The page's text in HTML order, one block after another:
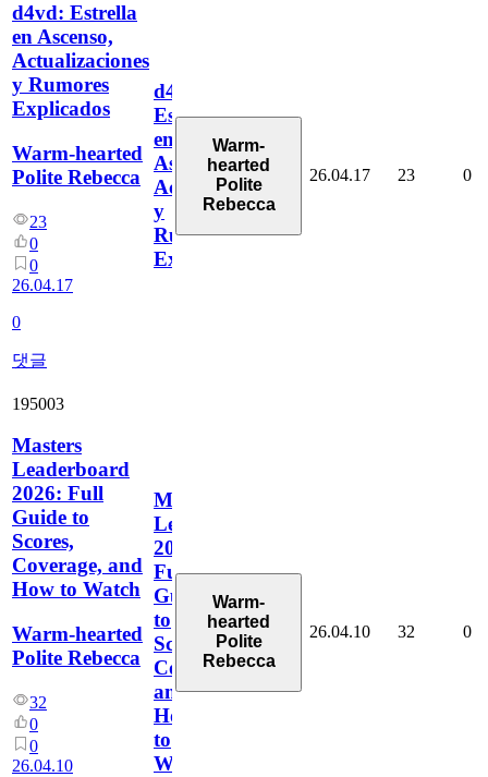
d4vd: Estrella
en Ascenso,
Actualizaciones
y Rumores
Explicados
Warm-hearted
Polite Rebecca
23
0
0
26.04.17
0
댓글
d4vd:
Estrella
en
Ascenso,
Actualizaciones
y
Rumores
Explicados
Warm-
hearted
Polite
Rebecca
26.04.17 23 0
195003
Masters
Leaderboard
2026: Full
Guide to
Scores,
Coverage, and
How to Watch
Warm-hearted
Polite Rebecca
32
0
0
26.04.10
Masters
Leaderboard
2026:
Full
Guide
to
Scores,
Coverage,
and
How
to
Watch
Warm-
hearted
Polite
Rebecca
26.04.10 32 0